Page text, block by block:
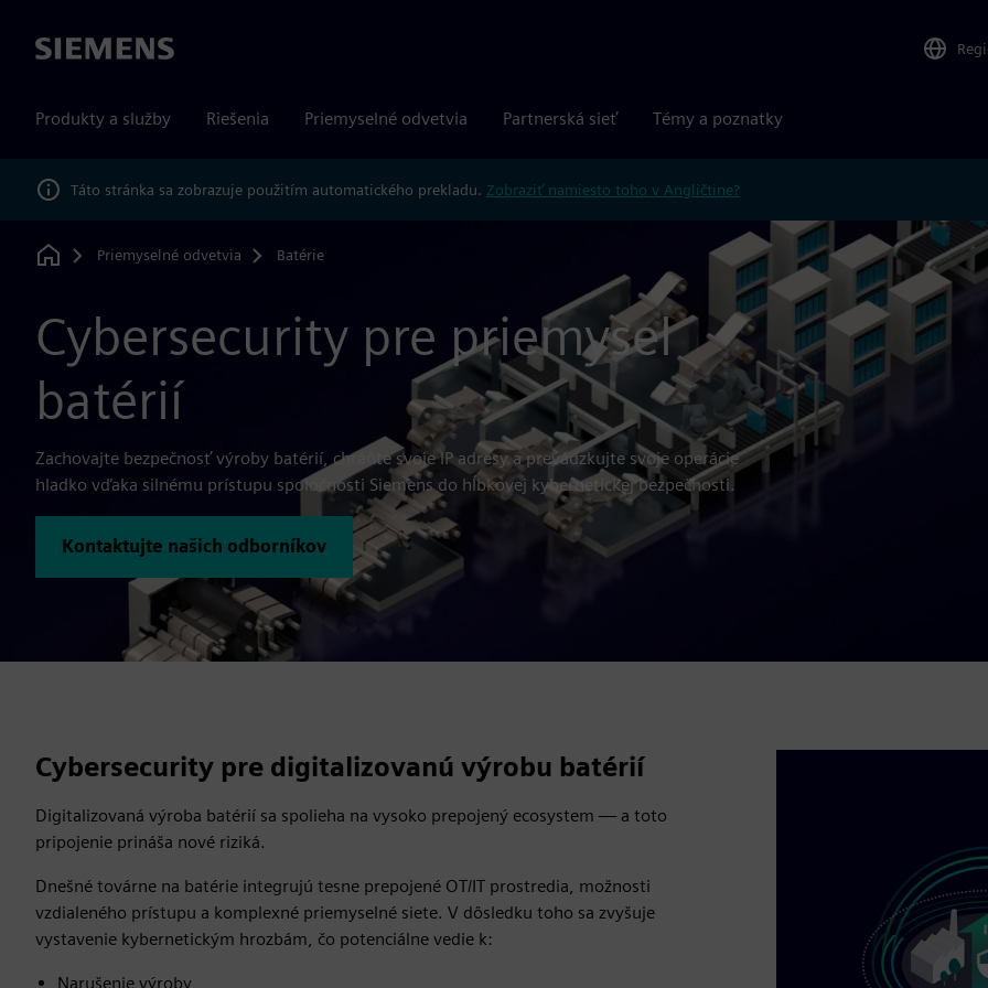
Siemens
Produkty a služby Riešenia Priemyselné odvetvia Partnerská sieť Témy a poznatky
Táto stránka sa zobrazuje použitím automatického prekladu. Zobraziť namiesto toho v Angličtine?
Home
Priemyselné odvetvia Batérie
Cybersecurity pre priemysel
batérií
Zachovajte bezpečnosť výroby batérií, chráňte svoje IP adresy a prevádzkujte svoje operácie
hladko vďaka silnému prístupu spoločnosti Siemens do hĺbkovej kybernetickej bezpečnosti.
Kontaktujte našich odborníkov
Cybersecurity pre digitalizovanú výrobu batérií
Digitalizovaná výroba batérií sa spolieha na vysoko prepojený ecosystem — a toto
pripojenie prináša nové riziká.
Dnešné továrne na batérie integrujú tesne prepojené OT/IT prostredia, možnosti
vzdialeného prístupu a komplexné priemyselné siete. V dôsledku toho sa zvyšuje
vystavenie kybernetickým hrozbám, čo potenciálne vedie k:
Narušenie výroby